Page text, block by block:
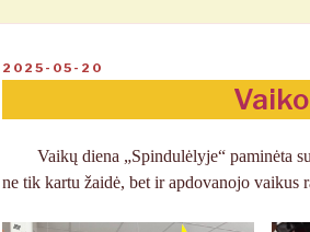
PASKELBTA
2025-05-20
Vaikų diena „Spindulėlyje“ paminėta
ne tik kartu žaidė, bet ir apdovanojo vaikus